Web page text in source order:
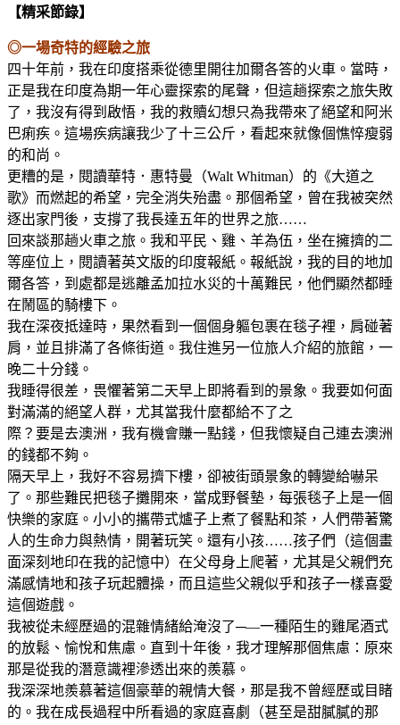
【精采節錄】
◎一場奇特的經驗之旅
四十年前，我在印度搭乘從德里開往加爾各答的火車。當時，
正是我在印度為期一年心靈探索的尾聲，但這趟探索之旅失敗
了，我沒有得到啟悟，我的救贖幻想只為我帶來了絕望和阿米
巴痢疾。這場疾病讓我少了十三公斤，看起來就像個憔悴瘦弱
的和尚。
更糟的是，閱讀華特．惠特曼（Walt Whitman）的《大道之
歌》而燃起的希望，完全消失殆盡。那個希望，曾在我被突然
逐出家門後，支撐了我長達五年的世界之旅……
回來談那趟火車之旅。我和平民、雞、羊為伍，坐在擁擠的二
等座位上，閱讀著英文版的印度報紙。報紙說，我的目的地加
爾各答，到處都是逃離孟加拉水災的十萬難民，他們顯然都睡
在鬧區的騎樓下。
我在深夜抵達時，果然看到一個個身軀包裹在毯子裡，肩碰著
肩，並且排滿了各條街道。我住進另一位旅人介紹的旅館，一
晚二十分錢。
我睡得很差，畏懼著第二天早上即將看到的景象。我要如何面
對滿滿的絕望人群，尤其當我什麼都給不了之
際？要是去澳洲，我有機會賺一點錢，但我懷疑自己連去澳洲
的錢都不夠。
隔天早上，我好不容易擠下樓，卻被街頭景象的轉變給嚇呆
了。那些難民把毯子攤開來，當成野餐墊，每張毯子上是一個
快樂的家庭。小小的攜帶式爐子上煮了餐點和茶，人們帶著驚
人的生命力與熱情，開著玩笑。還有小孩……孩子們（這個畫
面深刻地印在我的記憶中）在父母身上爬著，尤其是父親們充
滿感情地和孩子玩起體操，而且這些父親似乎和孩子一樣喜愛
這個遊戲。
我被從未經歷過的混雜情緒給淹沒了─—一種陌生的雞尾酒式
的放鬆、愉悅和焦慮。直到十年後，我才理解那個焦慮：原來
那是從我的潛意識裡滲透出來的羨慕。
我深深地羨慕著這個豪華的親情大餐，那是我不曾經歷或目睹
的。我在成長過程中所看過的家庭喜劇（甚至是甜膩膩的那